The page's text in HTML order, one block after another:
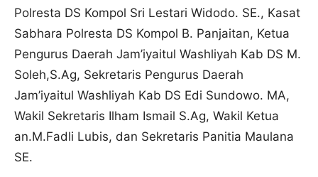
Polresta DS Kompol Sri Lestari Widodo. SE., Kasat
Sabhara Polresta DS Kompol B. Panjaitan, Ketua
Pengurus Daerah Jam’iyaitul Washliyah Kab DS M.
Soleh,S.Ag, Sekretaris Pengurus Daerah
Jam’iyaitul Washliyah Kab DS Edi Sundowo. MA,
Wakil Sekretaris Ilham Ismail S.Ag, Wakil Ketua
an.M.Fadli Lubis, dan Sekretaris Panitia Maulana
SE.